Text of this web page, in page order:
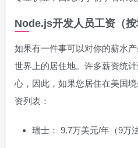
Node.js开发人员工资（按
如果有一件事可以对你的薪水
世界上的居住地。许多薪资统
心，因此，如果您居住在美国
资列表：
瑞士： 9.7万美元/年（9万